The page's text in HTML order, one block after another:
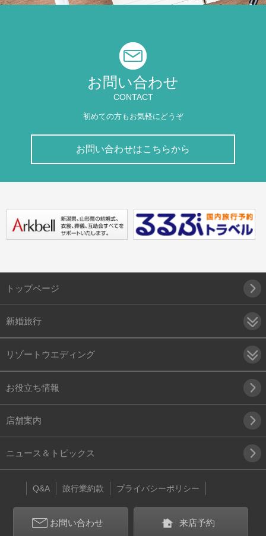
お問い合わせ
CONTACT
初めての方もお気軽にどうぞ
お問い合わせはこちらから
トップページ
新婚旅行
リゾートウエディング
お役立ち情報
店舗案内
ニュース＆トピックス
Q&A 旅行業約款 プライバシーポリシー
お問い合わせ 来店予約